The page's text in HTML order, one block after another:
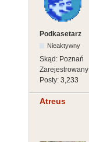
Podkasetarz
Nieaktywny
Skąd: Poznań
Posty: 3,233
Atreus